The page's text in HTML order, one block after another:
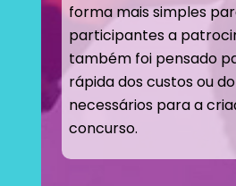
forma mais simples
participantes a
também foi pensado
rápida dos custos ou
necessários para a
concurso.